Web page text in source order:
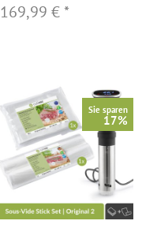
169,99 €*
Sie sparen
17%